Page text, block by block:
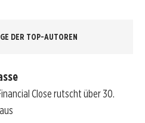
DER TOP-AUTOREN
Close rutscht über 30.